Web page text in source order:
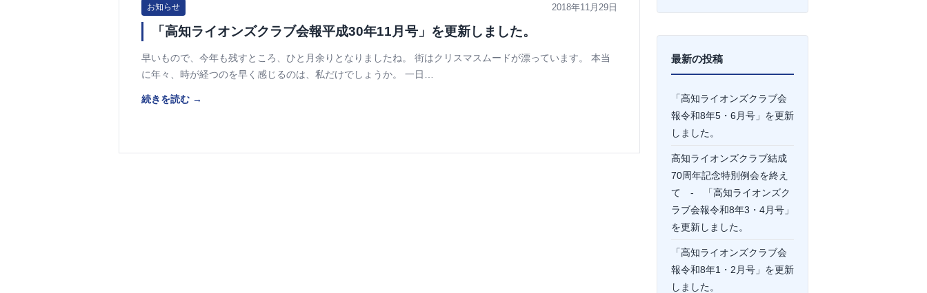
お知らせ 2018年11月29日
「高知ライオンズクラブ会報平成30年11月号」を更新しました。
早いもので、今年も残すところ、ひと月余りとなりましたね。 街はクリスマスムードが漂っています。 本当
に年々、時が経つのを早く感じるのは、私だけでしょうか。 一日…
続きを読む →
最新の投稿
「高知ライオンズクラブ会
報令和8年5・6月号」を更新
しました。
高知ライオンズクラブ結成
70周年記念特別例会を終え
て - 「高知ライオンズク
ラブ会報令和8年3・4月号」
を更新しました。
「高知ライオンズクラブ会
報令和8年1・2月号」を更新
しました。